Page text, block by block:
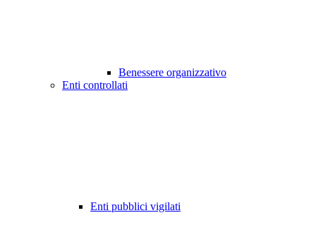
Benessere organizzativo
Enti controllati
Enti pubblici vigilati